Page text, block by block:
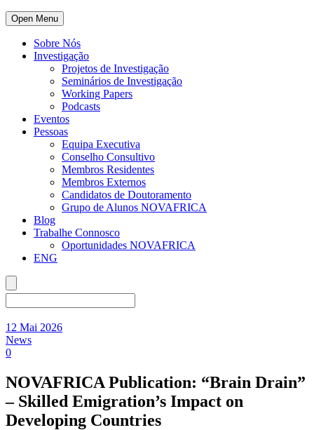
Open Menu
Sobre Nós
Investigação
Projetos de Investigação
Seminários de Investigação
Working Papers
Podcasts
Eventos
Pessoas
Equipa Executiva
Conselho Consultivo
Membros Residentes
Membros Externos
Candidatos de Doutoramento
Grupo de Alunos NOVAFRICA
Blog
Trabalhe Connosco
Oportunidades NOVAFRICA
ENG
12 Mai 2026
News
0
NOVAFRICA Publication: “Brain Drain”
– Skilled Emigration’s Impact on
Developing Countries